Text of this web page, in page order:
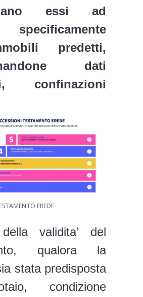
essi ad
specificamente
predetti,
dati
confinazioni
EREDE
validita’ del
qualora la
stata predisposta
condizione